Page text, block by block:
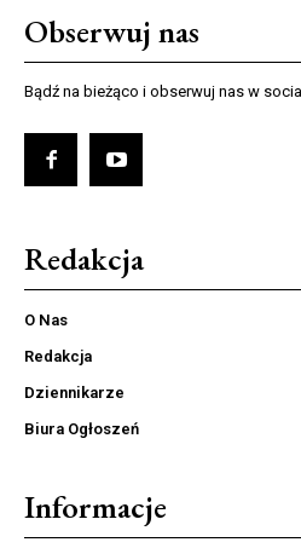
Obserwuj nas
Bądź na bieżąco i obserwuj nas w
Redakcja
O Nas
Redakcja
Dziennikarze
Biura Ogłoszeń
Informacje